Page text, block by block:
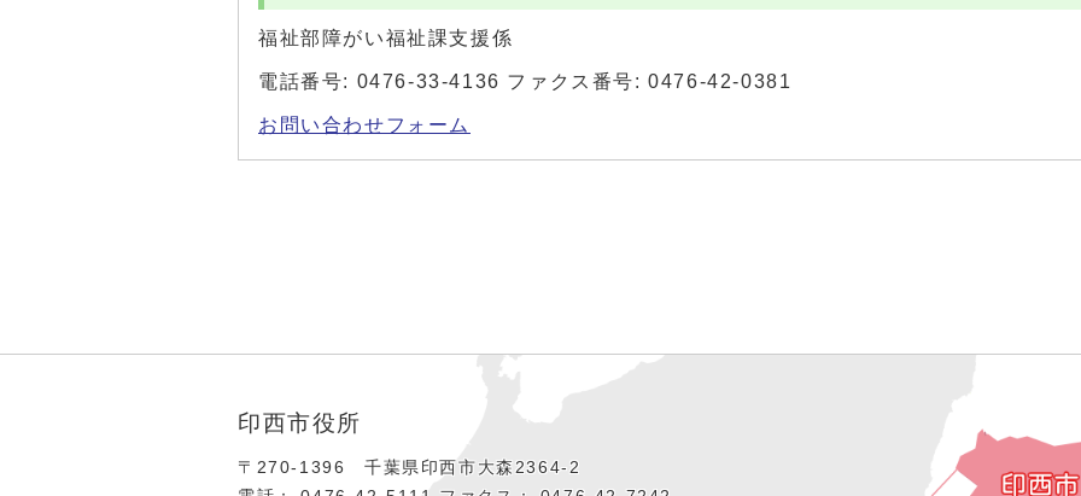
福祉部障がい福祉課支援係
電話番号: 0476-33-4136 ファクス番号: 0476-42-0381
お問い合わせフォーム
印西市役所
〒270-1396 千葉県印西市大森2364‐2